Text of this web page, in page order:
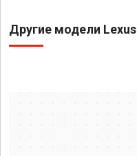
Другие модели Lexus